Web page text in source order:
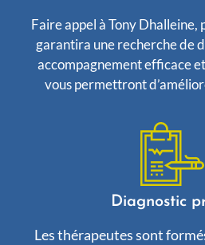
Faire appel à Tony
garantira une recherche de
accompagnement efficace
vous permettront
Diagnostic
Les thérapeutes sont